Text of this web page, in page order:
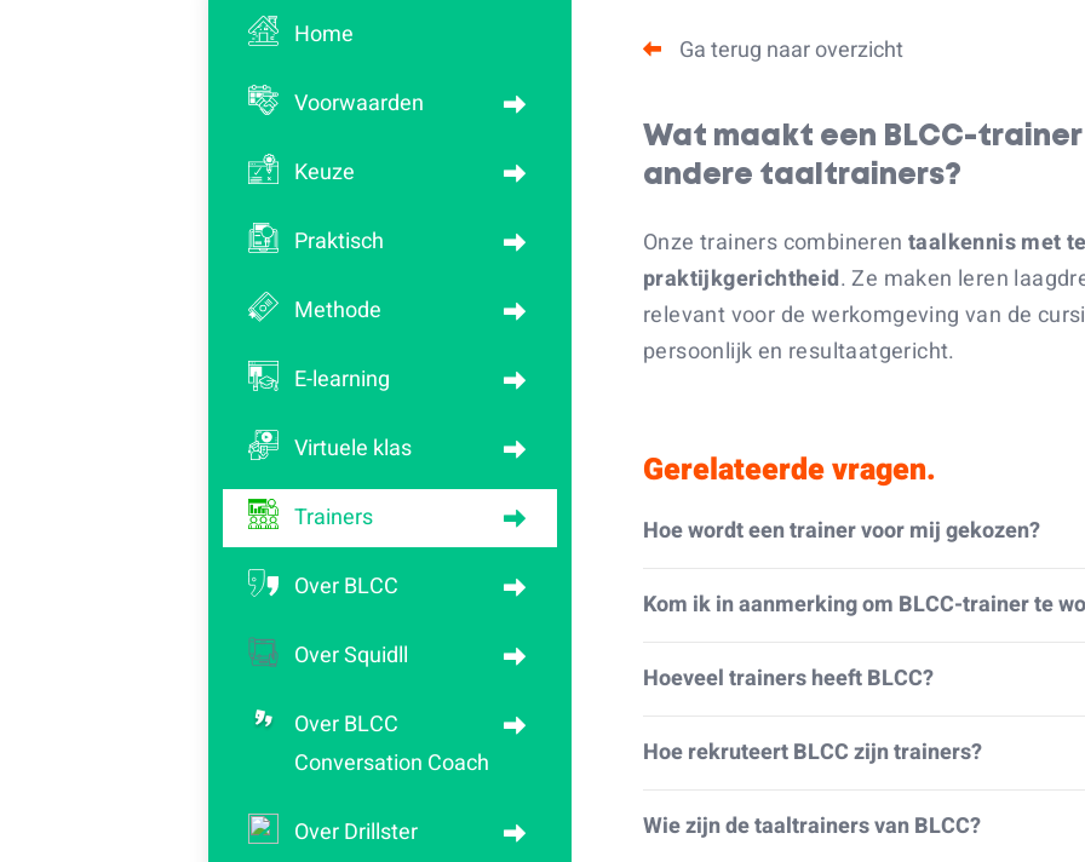
Home
Voorwaarden
Keuze
Praktisch
Methode
E-learning
Virtuele klas
Trainers
Over BLCC
Over Squidll
Over BLCC
Conversation Coach
Over Drillster
Ga terug naar overzicht
Wat maakt een BLCC-
andere taaltrainers?
Onze trainers combineren taalkennis met
praktijkgerichtheid. Ze maken leren
relevant voor de werkomgeving van de
persoonlijk en resultaatgericht.
Gerelateerde vragen.
Hoe wordt een trainer voor mij gekozen?
Kom ik in aanmerking om BLCC-trainer te
Hoeveel trainers heeft BLCC?
Hoe rekruteert BLCC zijn trainers?
Wie zijn de taaltrainers van BLCC?